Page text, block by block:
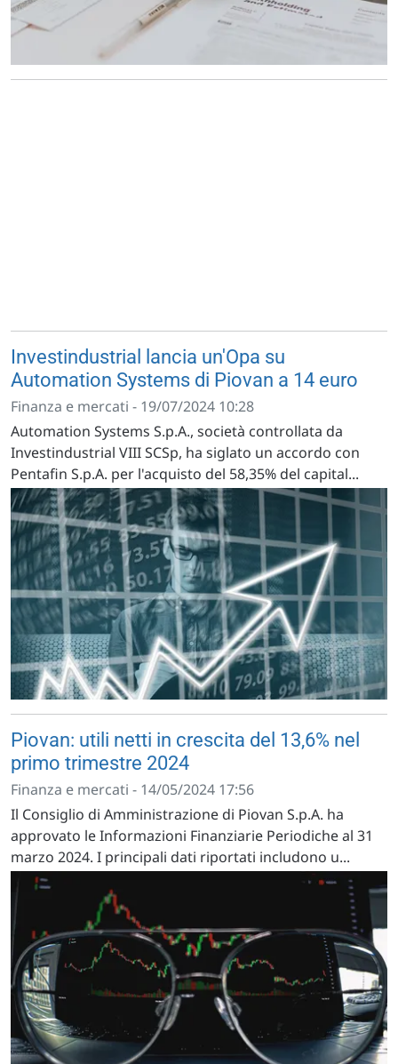
Investindustrial lancia un'Opa su
Automation Systems di Piovan a 14 euro
Finanza e mercati - 19/07/2024 10:28
Automation Systems S.p.A., società controllata da
Investindustrial VIII SCSp, ha siglato un accordo con
Pentafin S.p.A. per l'acquisto del 58,35% del capital...
Piovan: utili netti in crescita del 13,6% nel
primo trimestre 2024
Finanza e mercati - 14/05/2024 17:56
Il Consiglio di Amministrazione di Piovan S.p.A. ha
approvato le Informazioni Finanziarie Periodiche al 31
marzo 2024. I principali dati riportati includono u...